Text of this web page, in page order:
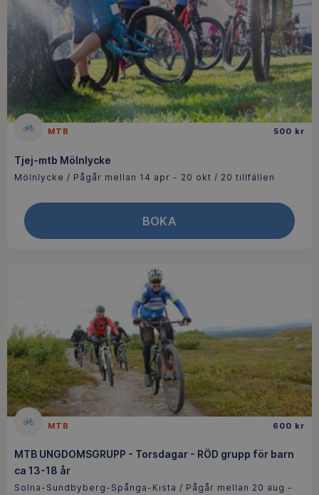
MTB 500 kr
Tjej-mtb Mölnlycke
Mölnlycke / Pågår mellan 14 apr - 20 okt / 20 tillfällen
BOKA
MTB 600 kr
MTB UNGDOMSGRUPP - Torsdagar - RÖD grupp för barn
ca 13-18 år
Solna-Sundbyberg-Spånga-Kista / Pågår mellan 20 aug -